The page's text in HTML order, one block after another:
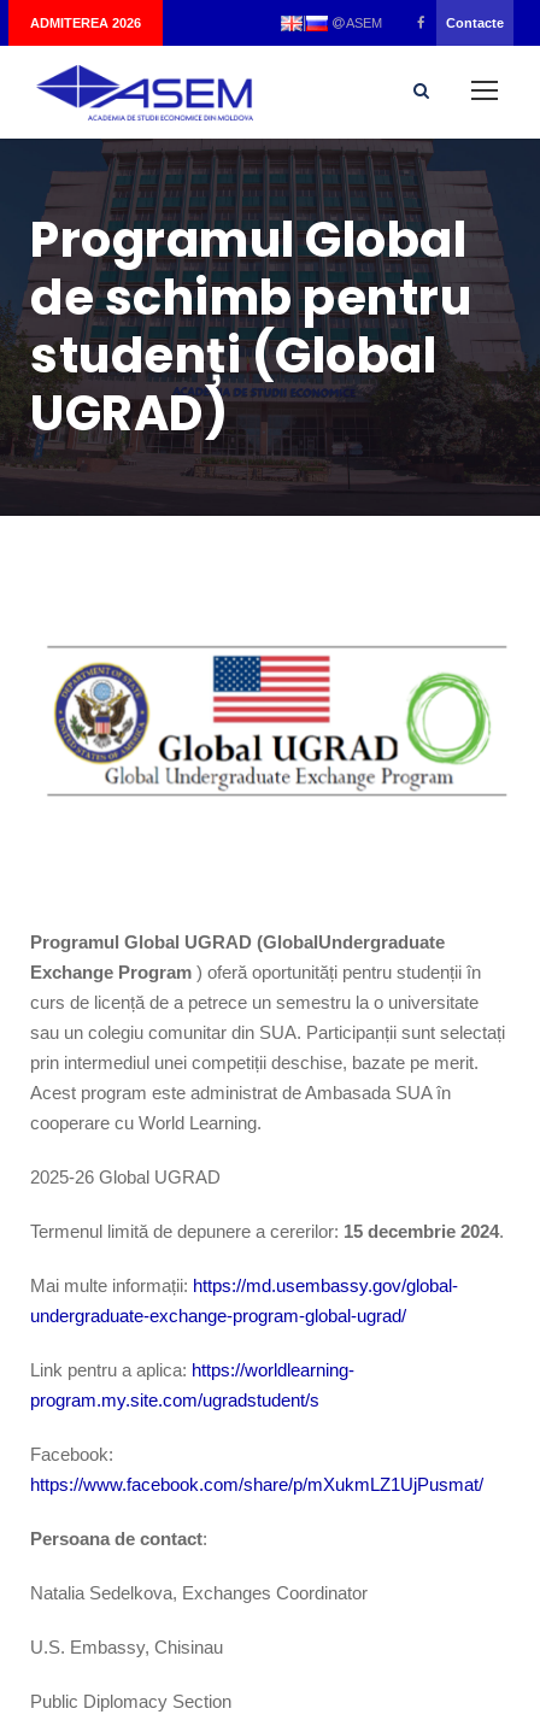
ADMITEREA 2026 ASEM Contacte
Programul Global
de schimb pentru
studenți (Global
UGRAD)
Programul Global UGRAD (GlobalUndergraduate
Exchange Program ) oferă oportunități pentru studenții în
curs de licență de a petrece un semestru la o universitate
sau un colegiu comunitar din SUA. Participanții sunt selectați
prin intermediul unei competiții deschise, bazate pe merit.
Acest program este administrat de Ambasada SUA în
cooperare cu World Learning.
2025-26 Global UGRAD
Termenul limită de depunere a cererilor: 15 decembrie 2024.
Mai multe informații: https://md.usembassy.gov/global-
undergraduate-exchange-program-global-ugrad/
Link pentru a aplica: https://worldlearning-
program.my.site.com/ugradstudent/s
Facebook:
https://www.facebook.com/share/p/mXukmLZ1UjPusmat/
Persoana de contact:
Natalia Sedelkova, Exchanges Coordinator
U.S. Embassy, Chisinau
Public Diplomacy Section